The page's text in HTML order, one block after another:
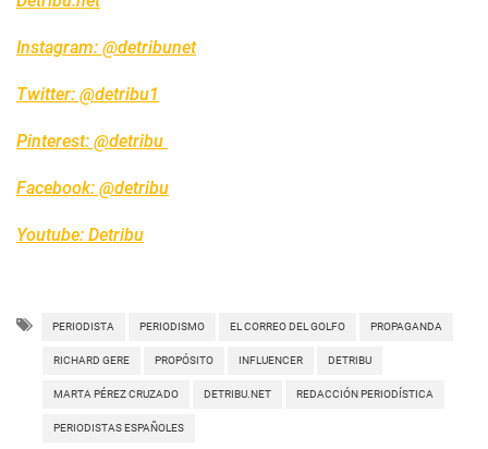
Instagram: @detribunet
Twitter: @detribu1
Pinterest: @detribu
Facebook: @detribu
Youtube: Detribu
PERIODISTA PERIODISMO EL CORREO DEL GOLFO PROPAGANDA
RICHARD GERE PROPÓSITO INFLUENCER DETRIBU
MARTA PÉREZ CRUZADO DETRIBU.NET REDACCIÓN PERIODÍSTICA
PERIODISTAS ESPAÑOLES